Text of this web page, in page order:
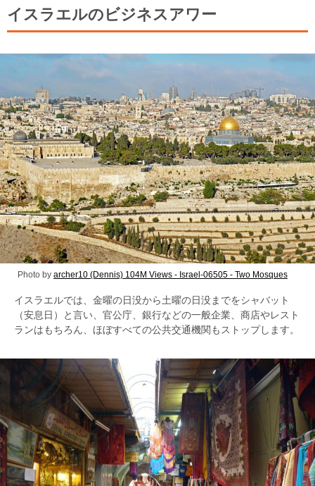
イスラエルのビジネスアワー
Photo by archer10 (Dennis) 104M Views - Israel-06505 - Two Mosques
イスラエルでは、金曜の日没から土曜の日没までをシャバット
（安息日）と言い、官公庁、銀行などの一般企業、商店やレスト
ランはもちろん、ほぼすべての公共交通機関もストップします。